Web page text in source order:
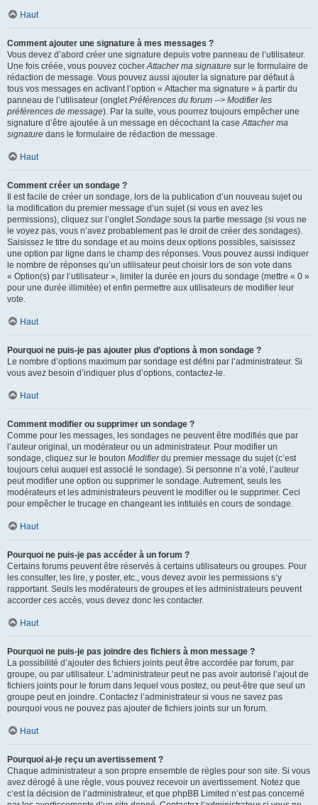
Haut
Comment ajouter une signature à mes messages ?
Vous devez d’abord créer une signature depuis votre panneau de l’utilisateur.
Une fois créée, vous pouvez cocherAttacher ma signature sur le formulaire de
rédaction de message. Vous pouvez aussi ajouter la signature par défaut à
tous vos messages en activant l’option « Attacher ma signature » à partir du
panneau de l’utilisateur (ongletPréférences du forum --> Modifier les
préférences de message). Par la suite, vous pourrez toujours empêcher une
signature d’être ajoutée à un message en décochant la caseAttacher ma
signature dans le formulaire de rédaction de message.
Haut
Comment créer un sondage ?
Il est facile de créer un sondage, lors de la publication d’un nouveau sujet ou
la modification du premier message d’un sujet (si vous en avez les
permissions), cliquez sur l’ongletSondage sous la partie message (si vous ne
le voyez pas, vous n’avez probablement pas le droit de créer des sondages).
Saisissez le titre du sondage et au moins deux options possibles, saisissez
une option par ligne dans le champ des réponses. Vous pouvez aussi indiquer
le nombre de réponses qu’un utilisateur peut choisir lors de son vote dans
« Option(s) par l’utilisateur », limiter la durée en jours du sondage (mettre « 0 »
pour une durée illimitée) et enfin permettre aux utilisateurs de modifier leur
vote.
Haut
Pourquoi ne puis-je pas ajouter plus d’options à mon sondage ?
Le nombre d’options maximum par sondage est défini par l’administrateur. Si
vous avez besoin d’indiquer plus d’options, contactez-le.
Haut
Comment modifier ou supprimer un sondage ?
Comme pour les messages, les sondages ne peuvent être modifiés que par
l’auteur original, un modérateur ou un administrateur. Pour modifier un
sondage, cliquez sur le bouton Modifierdu premier message du sujet (c’est
toujours celui auquel est associé le sondage). Si personne n’a voté, l’auteur
peut modifier une option ou supprimer le sondage. Autrement, seuls les
modérateurs et les administrateurs peuvent le modifier ou le supprimer. Ceci
pour empêcher le trucage en changeant les intitulés en cours de sondage.
Haut
Pourquoi ne puis-je pas accéder à un forum ?
Certains forums peuvent être réservés à certains utilisateurs ou groupes. Pour
les consulter, les lire, y poster, etc., vous devez avoir les permissions s’y
rapportant. Seuls les modérateurs de groupes et les administrateurs peuvent
accorder ces accès, vous devez donc les contacter.
Haut
Pourquoi ne puis-je pas joindre des fichiers à mon message ?
La possibilité d’ajouter des fichiers joints peut être accordée par forum, par
groupe, ou par utilisateur. L’administrateur peut ne pas avoir autorisé l’ajout de
fichiers joints pour le forum dans lequel vous postez, ou peut-être que seul un
groupe peut en joindre. Contactez l’administrateur si vous ne savez pas
pourquoi vous ne pouvez pas ajouter de fichiers joints sur un forum.
Haut
Pourquoi ai-je reçu un avertissement ?
Chaque administrateur a son propre ensemble de règles pour son site. Si vous
avez dérogé à une règle, vous pouvez recevoir un avertissement. Notez que
c’est la décision de l’administrateur, et que phpBB Limited n’est pas concerné